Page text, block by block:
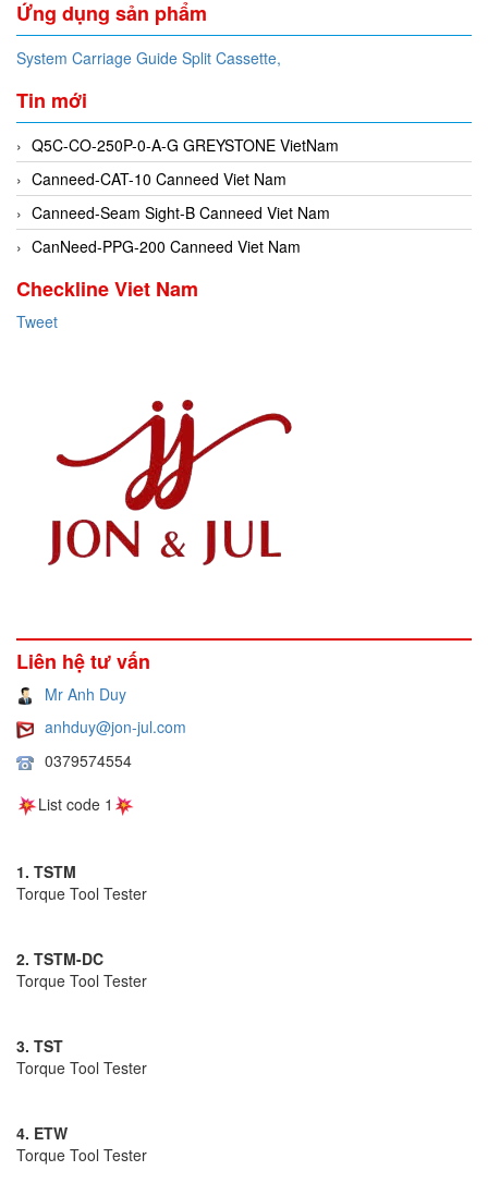
Ứng dụng sản phẩm
System Carriage Guide Split Cassette,
Tin mới
Q5C-CO-250P-0-A-G GREYSTONE VietNam
Canneed-CAT-10 Canneed Viet Nam
Canneed-Seam Sight-B Canneed Viet Nam
CanNeed-PPG-200 Canneed Viet Nam
Checkline Viet Nam
Tweet
Liên hệ tư vấn
Mr Anh Duy
anhduy@jon-jul.com
0379574554
List code 1
1. TSTM
Torque Tool Tester
2. TSTM-DC
Torque Tool Tester
3. TST
Torque Tool Tester
4. ETW
Torque Tool Tester